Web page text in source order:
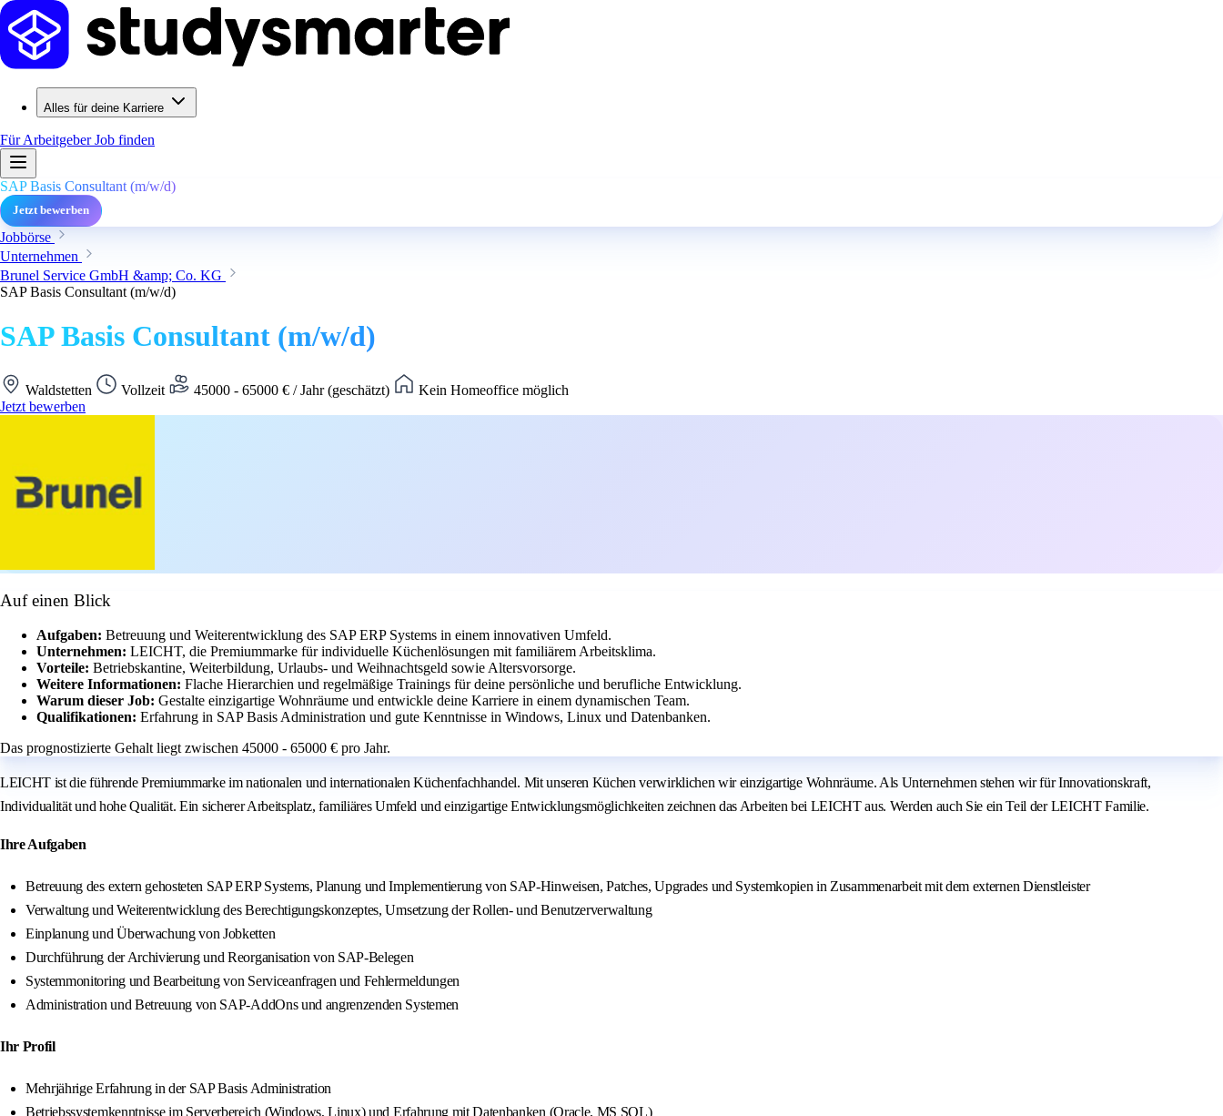
Alles für deine Karriere
Für ArbeitgeberJob finden
SAP Basis Consultant (m/w/d)
Jetzt bewerben
Jobbörse
Unternehmen
Brunel Service GmbH &amp; Co. KG
SAP Basis Consultant (m/w/d)
SAP Basis Consultant (m/w/d)
Waldstetten Vollzeit 45000 - 65000 € / Jahr (geschätzt)
Kein Homeoffice möglich
Jetzt bewerben
Auf einen Blick
Aufgaben: Betreuung und Weiterentwicklung des SAP ERP Systems in einem innovativen Umfeld.
Unternehmen: LEICHT, die Premiummarke für individuelle Küchenlösungen mit familiärem Arbeitsklima.
Vorteile: Betriebskantine, Weiterbildung, Urlaubs- und Weihnachtsgeld sowie Altersvorsorge.
Weitere Informationen: Flache Hierarchien und regelmäßige Trainings für deine persönliche und berufliche Entwicklung.
Warum dieser Job: Gestalte einzigartige Wohnräume und entwickle deine Karriere in einem dynamischen Team.
Qualifikationen: Erfahrung in SAP Basis Administration und gute Kenntnisse in Windows, Linux und Datenbanken.
Das prognostizierte Gehalt liegt zwischen 45000 - 65000 € pro Jahr.
LEICHT ist die führende Premiummarke im nationalen und internationalen Küchenfachhandel. Mit unseren Küchen verwirklichen wir einzigartige Wohnräume. Als Unternehmen stehen wir für Innovationskraft,
Individualität und hohe Qualität. Ein sicherer Arbeitsplatz, familiäres Umfeld und einzigartige Entwicklungsmöglichkeiten zeichnen das Arbeiten bei LEICHT aus. Werden auch Sie ein Teil der LEICHT Familie.
Ihre Aufgaben
Betreuung des extern gehosteten SAP ERP Systems, Planung und Implementierung von SAP-Hinweisen, Patches, Upgrades und Systemkopien in Zusammenarbeit mit dem externen Dienstleister
Verwaltung und Weiterentwicklung des Berechtigungskonzeptes, Umsetzung der Rollen- und Benutzerverwaltung
Einplanung und Überwachung von Jobketten
Durchführung der Archivierung und Reorganisation von SAP-Belegen
Systemmonitoring und Bearbeitung von Serviceanfragen und Fehlermeldungen
Administration und Betreuung von SAP-AddOns und angrenzenden Systemen
Ihr Profil
Mehrjährige Erfahrung in der SAP Basis Administration
Betriebssystemkenntnisse im Serverbereich (Windows, Linux) und Erfahrung mit Datenbanken (Oracle, MS SQL)